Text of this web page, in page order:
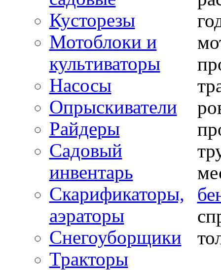
Кусторезы
Мотоблоки и
культиваторы
Насосы
Опрыскиватели
Райдеры
Садовый
инвентарь
Скарификаторы,
аэраторы
Снегоуборщики
Тракторы